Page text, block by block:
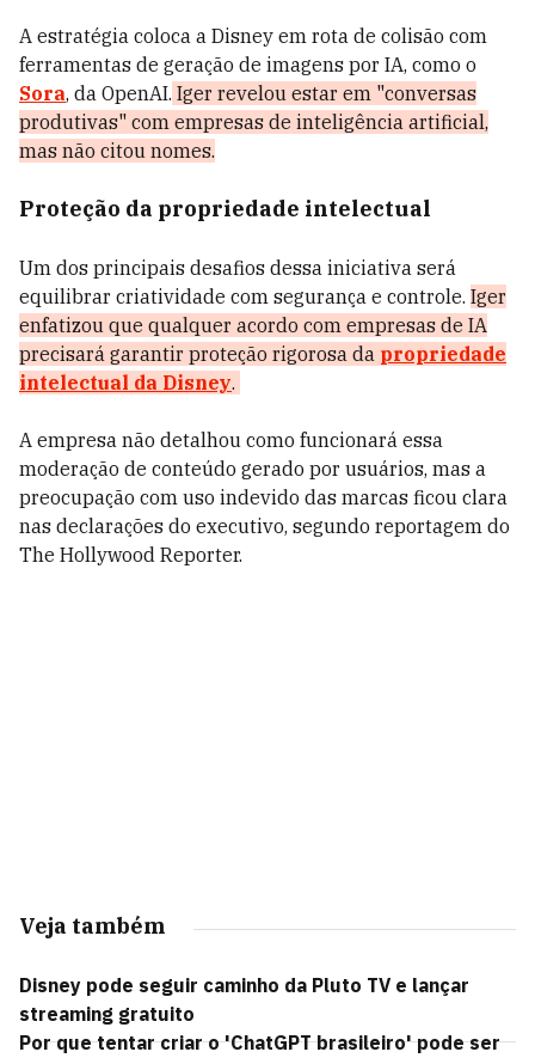
A estratégia coloca a Disney em rota de colisão com
ferramentas de geração de imagens por IA, como o
Sora, da OpenAI. Iger revelou estar em "conversas
produtivas" com empresas de inteligência artificial,
mas não citou nomes.
Proteção da propriedade intelectual
Um dos principais desafios dessa iniciativa será
equilibrar criatividade com segurança e controle. Iger
enfatizou que qualquer acordo com empresas de IA
precisará garantir proteção rigorosa da propriedade
intelectual da Disney.
A empresa não detalhou como funcionará essa
moderação de conteúdo gerado por usuários, mas a
preocupação com uso indevido das marcas ficou clara
nas declarações do executivo, segundo reportagem do
The Hollywood Reporter.
Veja também
Disney pode seguir caminho da Pluto TV e lançar
streaming gratuito
Por que tentar criar o 'ChatGPT brasileiro' pode ser